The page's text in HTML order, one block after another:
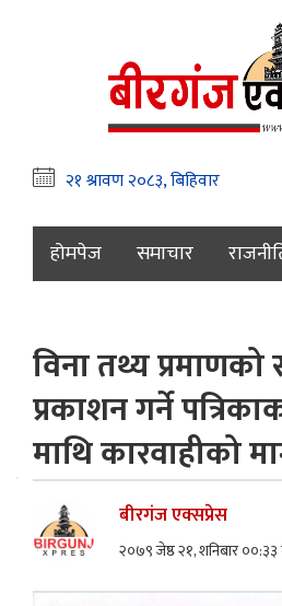
होमपेज समाचार
विना तथ्य प्रमाणको
प्रकाशन गर्ने
माथि कारवाहीको
बीरगंज एक्सप्रेस
२०७९ जेष्ठ २१, शनिबार